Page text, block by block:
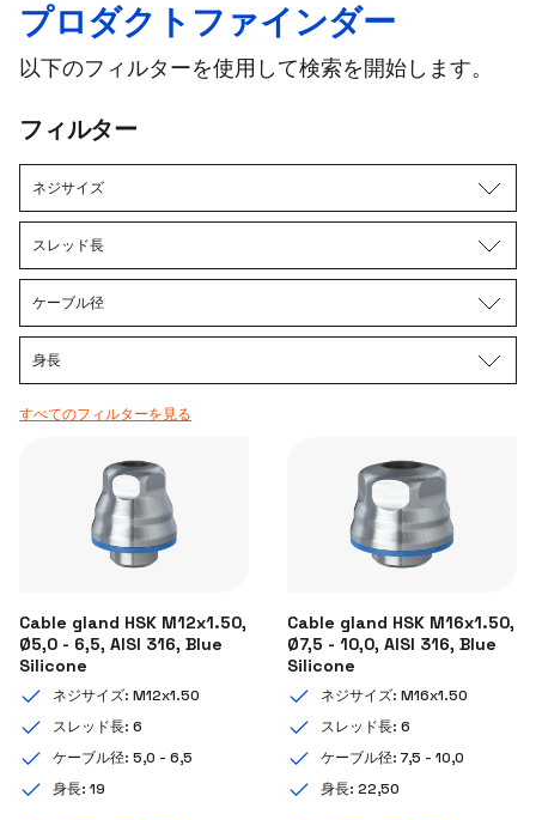
プロダクトファインダー
以下のフィルターを使用して検索を開始します。
フィルター
ネジサイズ
スレッド長
ケーブル径
身長
すべてのフィルターを見る
Cable gland HSK M12x1.50,
Ø5,0 - 6,5, AISI 316, Blue
Silicone
ネジサイズ: M12x1.50
スレッド長: 6
ケーブル径: 5,0 - 6,5
身長: 19
Cable gland HSK M16x1.50,
Ø7,5 - 10,0, AISI 316, Blue
Silicone
ネジサイズ: M16x1.50
スレッド長: 6
ケーブル径: 7,5 - 10,0
身長: 22,50